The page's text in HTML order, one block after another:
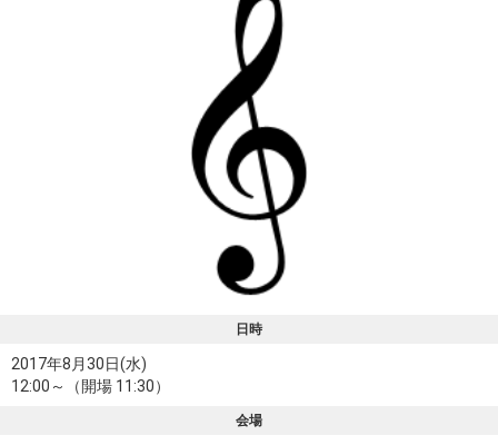
日時
2017年8月30日(水)
12:00～（開場 11:30）
会場